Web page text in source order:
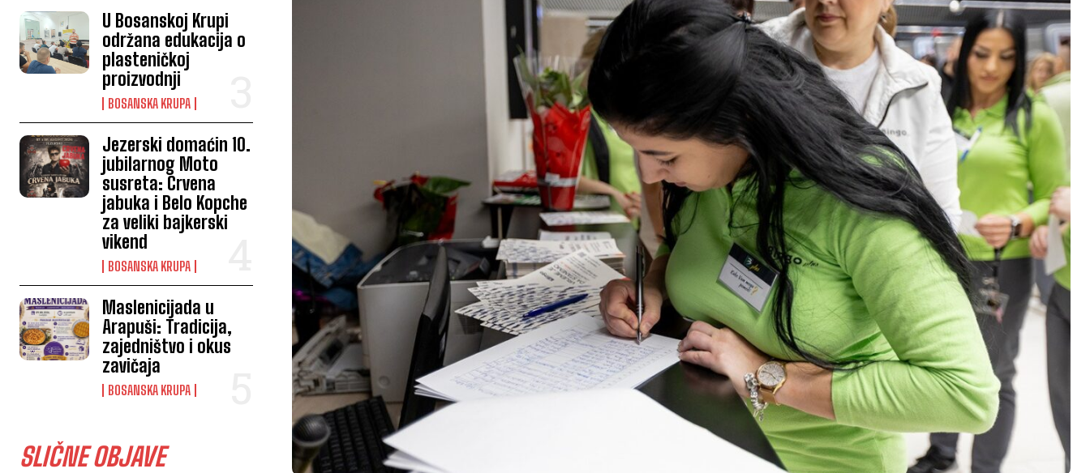
U Bosanskoj Krupi
održana edukacija o
plasteničkoj
proizvodnji
BOSANSKA KRUPA
Jezerski domaćin 10.
jubilarnog Moto
susreta: Crvena
jabuka i Belo Kopche
za veliki bajkerski
vikend
BOSANSKA KRUPA
Maslenicijada u
Arapuši: Tradicija,
zajedništvo i okus
zavičaja
BOSANSKA KRUPA
SLIČNE OBJAVE